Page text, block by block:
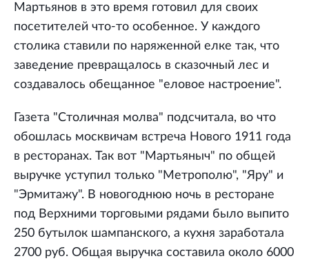
Мартьянов в это время готовил для своих
посетителей что-то особенное. У каждого
столика ставили по наряженной елке так, что
заведение превращалось в сказочный лес и
создавалось обещанное "еловое настроение".
Газета "Столичная молва" подсчитала, во что
обошлась москвичам встреча Нового 1911 года
в ресторанах. Так вот "Мартьяныч" по общей
выручке уступил только "Метрополю", "Яру" и
"Эрмитажу". В новогоднюю ночь в ресторане
под Верхними торговыми рядами было выпито
250 бутылок шампанского, а кухня заработала
2700 руб. Общая выручка составила около 6000